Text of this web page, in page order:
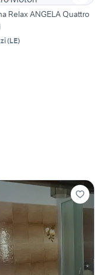
Relax ANGELA Quattro
(LE)